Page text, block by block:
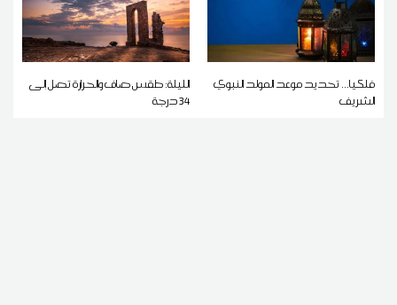
فلكيا... تحديد موعد المولد النبوي
الشريف
الليلة: طقس صاف والحرارة تصل إلى
34 درجة